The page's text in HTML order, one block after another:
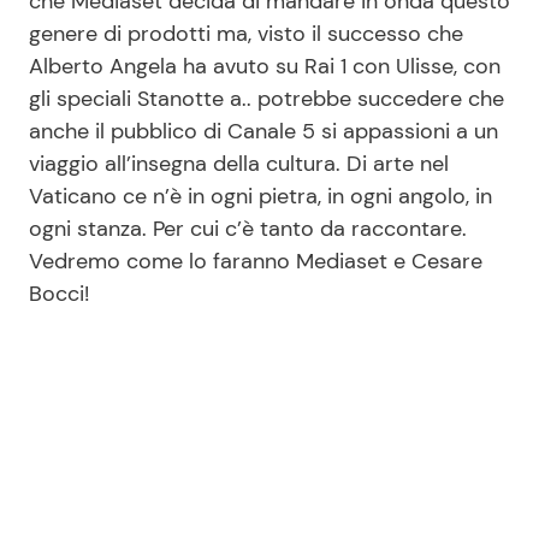
genere di prodotti ma, visto il successo che
Alberto Angela ha avuto su Rai 1 con Ulisse, con
gli speciali Stanotte a.. potrebbe succedere che
anche il pubblico di Canale 5 si appassioni a un
viaggio all’insegna della cultura. Di arte nel
Vaticano ce n’è in ogni pietra, in ogni angolo, in
ogni stanza. Per cui c’è tanto da raccontare.
Vedremo come lo faranno Mediaset e Cesare
Bocci!